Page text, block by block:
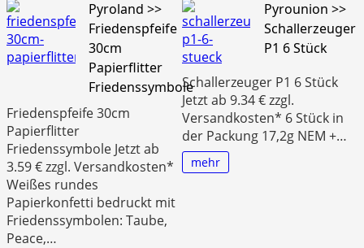
Pyroland >>
Friedenspfeife
30cm
Papierflitter
Friedenssymbole
Friedenspfeife 30cm
Papierflitter
Friedenssymbole Jetzt ab
3.59 € zzgl. Versandkosten*
Weißes rundes
Papierkonfetti bedruckt mit
Friedenssymbolen: Taube,
Peace,…
Pyrounion >>
Schallerzeuger
P1 6 Stück
Schallerzeuger P1 6 Stück
Jetzt ab 9.34 € zzgl.
Versandkosten* 6 Stück in
der Packung 17,2g NEM +…
mehr